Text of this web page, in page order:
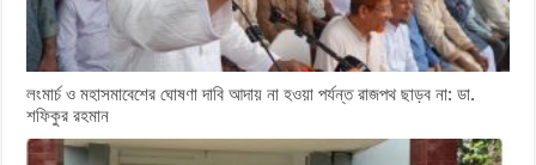
লংমার্চ ও মহাসমাবেশের ঘোষণা দাবি আদায় না হওয়া পর্যন্ত রাজপথ ছাড়ব না: ডা.
শফিকুর রহমান